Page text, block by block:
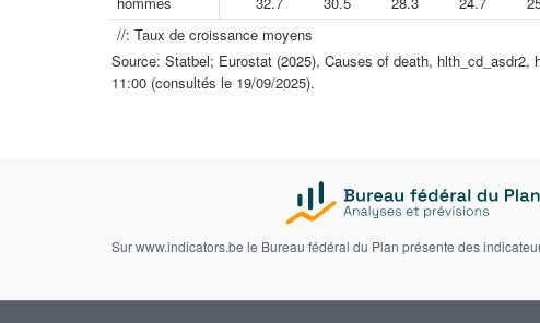
//: Taux de croissance moyens
Source: Statbel; Eurostat (2025), Causes of death,
11:00 (consultés le 19/09/2025).
Sur www.indicators.be le Bureau fédéral du Plan présente des